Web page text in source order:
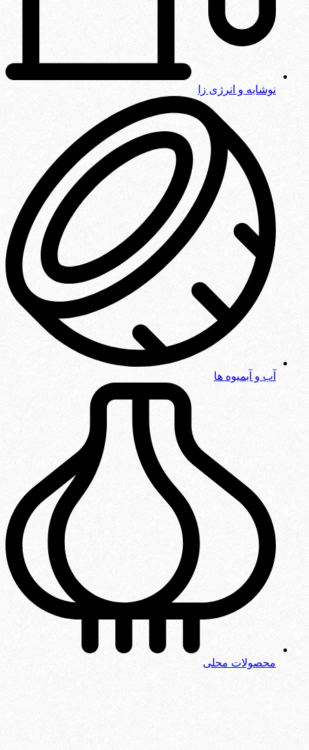
نوشابه و انرژی زا
آب و آبمیوه ها
محصولات محلی